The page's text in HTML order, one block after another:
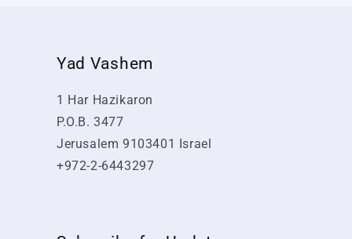
Yad Vashem
1 Har Hazikaron
P.O.B. 3477
Jerusalem 9103401 Israel
+972-2-6443297